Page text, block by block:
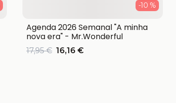
-10 %
Agenda 2026 Semanal "A minha
nova era" - Mr.Wonderful
17,95 € 16,16 €